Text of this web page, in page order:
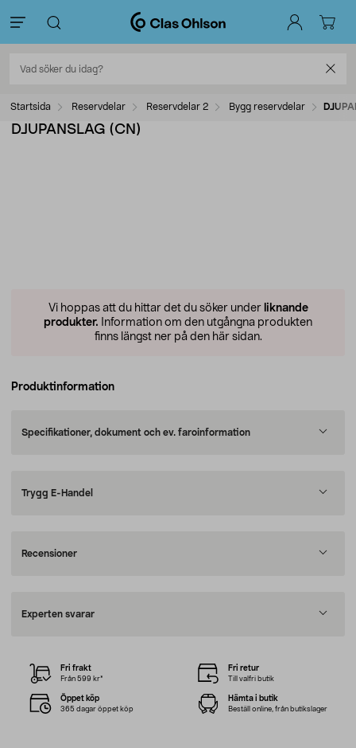
Startsida Reservdelar Reservdelar 2 Bygg reservdelar
DJUPANSLAG (CN)
Vi hoppas att du hittar det du söker under liknande
produkter. Information om den utgångna produkten
finns längst ner på den här sidan.
Produktinformation
Specifikationer, dokument och ev. faroinformation
Trygg E-Handel
Recensioner
Experten svarar
Fri frakt
Från 599 kr*
Fri retur
Till valfri butik
Öppet köp
365 dagar öppet köp
Hämta i butik
Beställ online, från butikslager